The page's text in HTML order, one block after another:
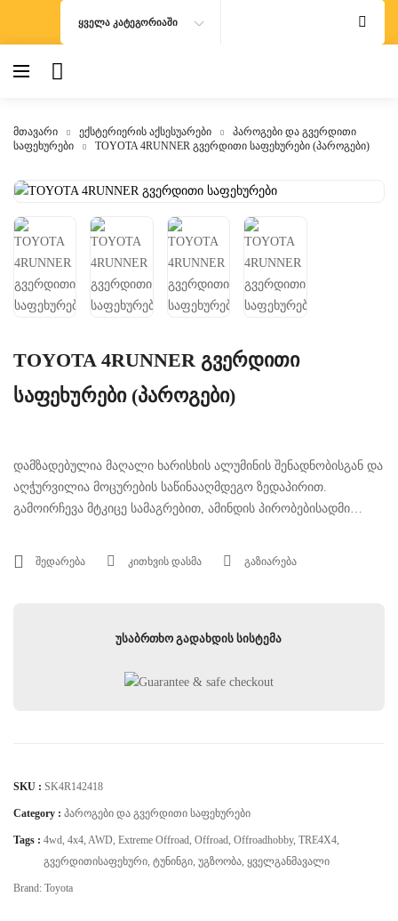
ᲧᲕᲔᲚᲐ ᲙᲐᲢᲔᲒᲝᲠᲘᲐᲨᲘ
მთავარი ექსტერიერის აქსესუარები
პაროგები და გვერდითი
საფეხურები
TOYOTA 4RUNNER გვერდითი საფეხურები (პაროგები)
TOYOTA 4RUNNER გვერდითი
საფეხურები (პაროგები)
დამზადებულია მაღალი ხარისხის ალუმინის შენადნობისგან და
აღჭურვილია მოცურების საწინააღმდეგო ზედაპირით.
გამოირჩევა მტკიცე სამაგრებით, ამინდის პირობებისადმი
შედარება კითხვის დასმა გაზიარება
უსაბრთხო გადახდის სისტემა
SKU : SK4R142418
Category : Პაროგები Და Გვერდითი Საფეხურები
Tags : 4wd 4x4 AWD Extreme Offroad Offroad Offroadhobby, TRE4X4
Გვერდითისაფეხური Ტუნინგი Უგზოობა Ყველგანმავალი
Brand: Toyota